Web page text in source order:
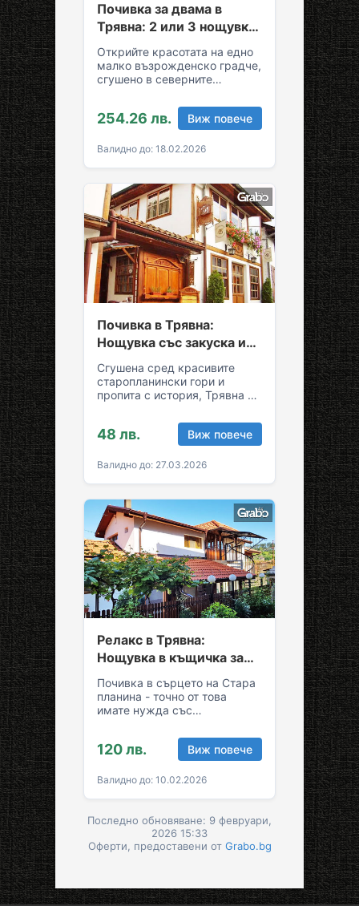
Почивка за двама в
Трявна: 2 или 3 нощувки
със закуски и вечери
Открийте красотата на едно
малко възрожденско градче,
сгушено в северните
За вашия комфортен престой
в Трявна…
254.26 лв. Виж повече
Валидно до: 18.02.2026
Почивка в Трявна:
Нощувка със закуска и
възможност за обяд и
вечеря
Сгушена сред красивите
старопланински гори и
пропита с история, Трявна е
спокойствие и култура!
Грабни ваучер за…
48 лв. Виж повече
Валидно до: 27.03.2026
Релакс в Трявна:
Нощувка в къщичка за
до седем души
Почивка в сърцето на Стара
планина - точно от това
имате нужда със
Съберете свежест и се…
120 лв. Виж повече
Валидно до: 10.02.2026
Последно обновяване: 9 февруари,
2026 15:33
Оферти, предоставени от Grabo.bg